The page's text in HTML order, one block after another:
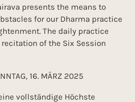
presents the means to
for our Dharma practice
The daily practice
of the Six Session
16. MÄRZ 2025
vollständige Höchste